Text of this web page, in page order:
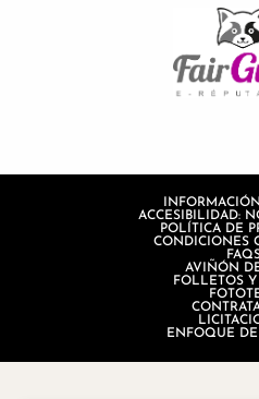
ACCESIBILIDAD:
POLÍTICA DE
CONDICIONES
AVIÑÓN
FOLLETOS
ENFOQUE